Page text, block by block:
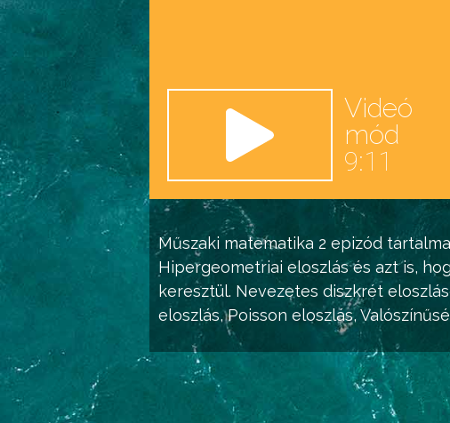
Műszaki matematika 2 epizód
Hipergeometriai eloszlásés azt is,
keresztül. Nevezetes diszkrét
eloszlás,Poisson eloszlás,
Videó
mód
9:11